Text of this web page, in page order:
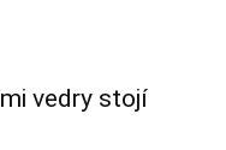
vedry stojí